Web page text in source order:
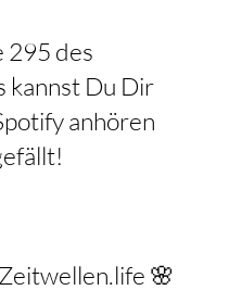
295 des
kannst Du Dir
anhören
🌸